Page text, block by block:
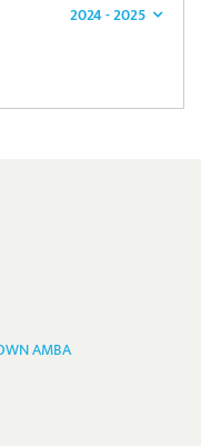
2024 - 2025
AMBA